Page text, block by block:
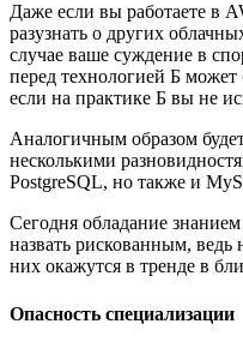
Даже если вы работаете в
разузнать о других
случае ваше суждение в
перед технологией Б может
если на практике Б вы не
Аналогичным образом
несколькими
PostgreSQL, но также и
Сегодня обладание
назвать рискованным, ведь
них окажутся в тренде в
Опасность специализации